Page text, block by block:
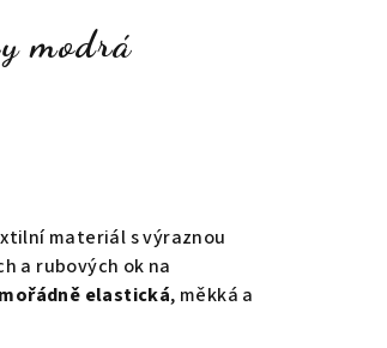
modrá
materiál s výraznou
a rubových ok na
elastická, měkká a